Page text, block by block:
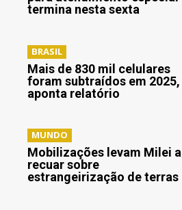
termina nesta sexta
BRASIL
Mais de 830 mil celulares
foram subtraídos em 2025,
aponta relatório
MUNDO
Mobilizações levam Milei a
recuar sobre
estrangeirização de terras